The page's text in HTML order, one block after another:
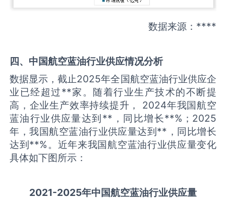
数据来源：****
四、中国航空蓝油行业供应情况分析
数据显示，截止2025年全国航空蓝油行业供应企
业已经超过**家。随着行业生产技术的不断提
高，企业生产效率持续提升， 2024年我国航空
蓝油行业供应量达到**，同比增长**%；2025
年，我国航空蓝油行业供应量达到**，同比增长
达到**%。近年来我国航空蓝油行业供应量变化
具体如下图所示：
2021-2025年中国航空蓝油行业供应量